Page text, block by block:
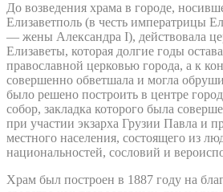
До возведения храма в городе,
Елизаветполь (в честь императрицы
— жены Александра I), действовала
Елизаветы, которая долгие годы
православной церковью города, а к
совершенно обветшала и могла
было решено построить в центре
собор, закладка которого была
при участии экзарха Грузии Павла и
местного населения, состоящего из
национальностей, сословий и
Храм был построен в 1887 году на